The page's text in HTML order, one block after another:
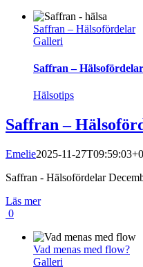
Saffran – Hälsofördelar
Galleri
Saffran – Hälsofördelar
Hälsotips
Saffran –
Emelie2025-11-
Saffran - Hälsofördelar
Läs mer
0
Vad menas med flow?
Galleri